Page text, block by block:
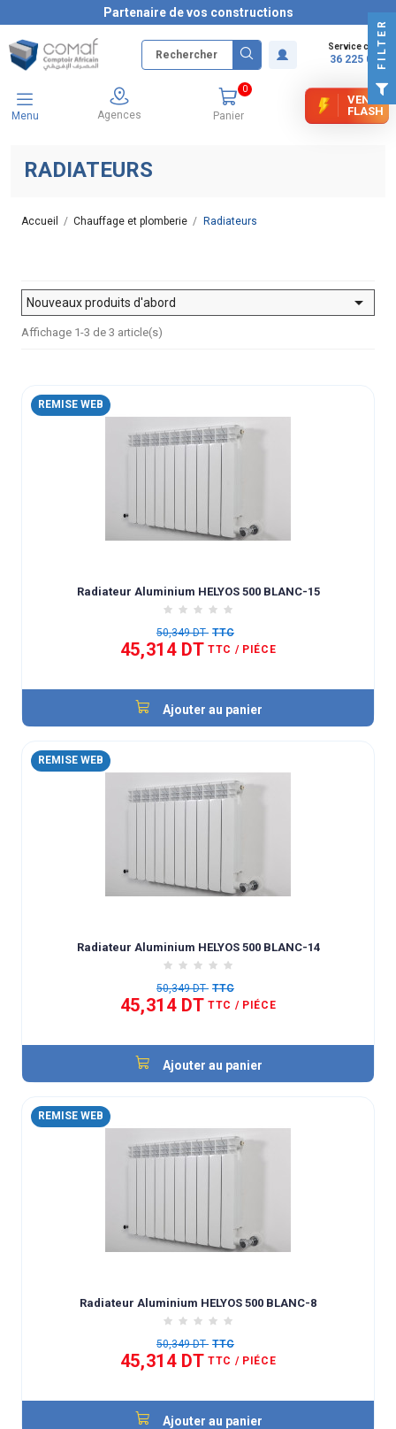
Partenaire de vos constructions
Service client
36 225 000
Menu Agences Panier
0
VENTE
FLASH
RADIATEURS
Accueil Chauffage et plomberie Radiateurs
Nouveaux produits d'abord 
Affichage 1-3 de 3 article(s)
REMISE WEB
Radiateur Aluminium HELYOS 500 BLANC-15
50,349 DT TTC
45,314 DT TTC / PIÉCE
Ajouter au panier
REMISE WEB
Radiateur Aluminium HELYOS 500 BLANC-14
50,349 DT TTC
45,314 DT TTC / PIÉCE
Ajouter au panier
REMISE WEB
Radiateur Aluminium HELYOS 500 BLANC-8
50,349 DT TTC
45,314 DT TTC / PIÉCE
Ajouter au panier
FILTER